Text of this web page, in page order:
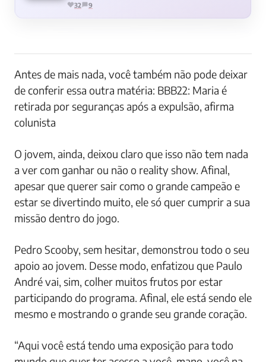
32 9
Antes de mais nada, você também não pode deixar
de conferir essa outra matéria: BBB22: Maria é
retirada por seguranças após a expulsão, afirma
colunista
O jovem, ainda, deixou claro que isso não tem nada
a ver com ganhar ou não o reality show. Afinal,
apesar que querer sair como o grande campeão e
estar se divertindo muito, ele só quer cumprir a sua
missão dentro do jogo.
Pedro Scooby, sem hesitar, demonstrou todo o seu
apoio ao jovem. Desse modo, enfatizou que Paulo
André vai, sim, colher muitos frutos por estar
participando do programa. Afinal, ele está sendo ele
mesmo e mostrando o grande seu grande coração.
“Aqui você está tendo uma exposição para todo